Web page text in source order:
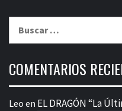
COMENTARIOS
Leo en EL DRAGÓN “La